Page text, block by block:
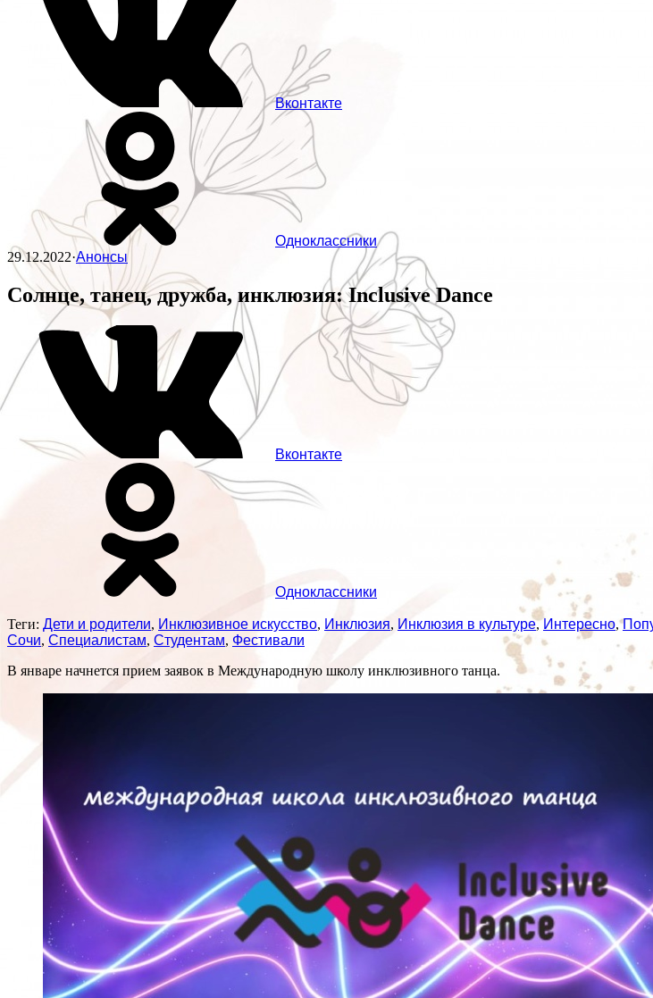
Вконтакте
Одноклассники
29.12.2022·Анонсы
Солнце, танец, дружба, инклюзия: Inclusive Dance
Вконтакте
Одноклассники
Теги: Дети и родители, Инклюзивное искусство, Инклюзия, Инклюзия в культуре,Интересно,
Сочи, Специалистам, Студентам, Фестивали
В январе начнется прием заявок в Международную школу инклюзивного танца.